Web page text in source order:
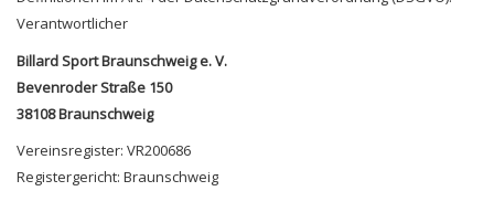
Verantwortlicher
Billard Sport Braunschweig e. V.
Bevenroder Straße 150
38108 Braunschweig
Vereinsregister: VR200686
Registergericht: Braunschweig